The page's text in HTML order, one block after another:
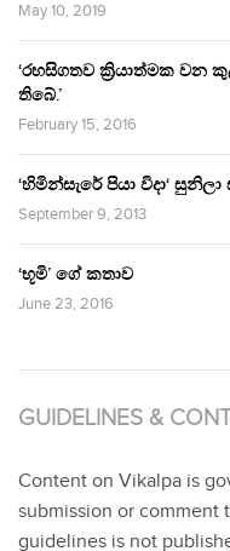
May 10, 2019
‘රහසිගතව ක්‍රියාත්මක වන
තිබේ.’
February 15, 2016
‘හිමින්සැරේ පියා විදා‘
September 9, 2013
‘භූමි’ ගේ කතාව
June 23, 2016
GUIDELINES &
Content on Vikalpa is
submission or comment
guidelines is not